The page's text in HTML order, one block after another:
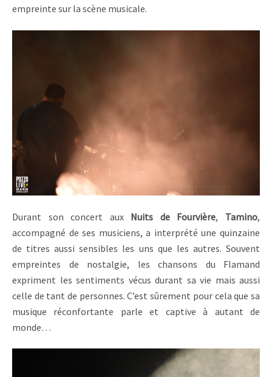
empreinte sur la scène musicale.
Durant son concert auxNuits de Fourvière, Tamino,
accompagné de ses musiciens, a interprété une quinzaine
de titres aussi sensibles les uns que les autres. Souvent
empreintes de nostalgie, les chansons du Flamand
expriment les sentiments vécus durant sa vie mais aussi
celle de tant de personnes. C’est sûrement pour cela que sa
musique réconfortante parle et captive à autant de
monde…